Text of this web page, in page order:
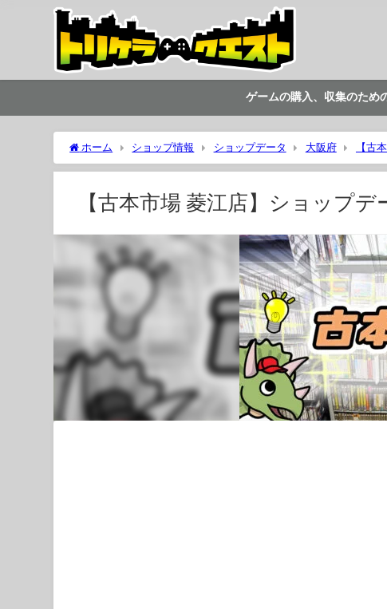
ゲームの購入、収集のため
ホーム ショップ情報 ショップデータ 大阪府 【古
【古本市場 菱江店】ショップデ